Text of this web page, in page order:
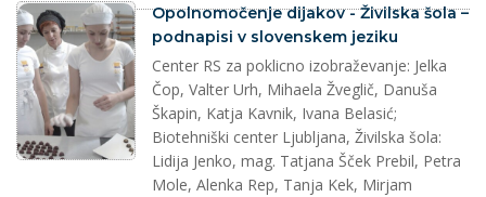
splet
Opolnomočenje dijakov - Živilska šola –
podnapisi v slovenskem jeziku
Center RS za poklicno izobraževanje: Jelka
Čop, Valter Urh, Mihaela Žveglič, Danuša
Škapin, Katja Kavnik, Ivana Belasić;
Biotehniški center Ljubljana, Živilska šola:
Lidija Jenko, mag. Tatjana Šček Prebil, Petra
Mole, Alenka Rep, Tanja Kek, Mirjam